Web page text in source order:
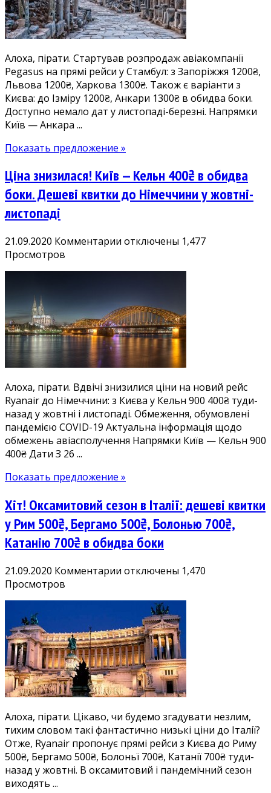
Анкару
1300₴:
дешеві
в
Туреччину,
безліч
дат
у
Алоха, пірати. Стартував розпродаж авіакомпанії
Pegasus на прямі рейси у Стамбул: з Запоріжжя 1200₴,
Львова 1200₴, Харкова 1300₴. Також є варіанти з
Києва: до Ізміру 1200₴, Анкари 1300₴ в обидва боки.
Доступно немало дат у листопаді-березні. Напрямки
Київ — Анкара ...
Показать предложение »
Ціна знизилася! Київ — Кельн 400₴ в обидва
боки. Дешеві квитки до Німеччини у жовтні-
листопаді
21.09.2020 Комментарии к
—
Кельн
400₴
в
обидва
Дешеві
квитки
до
Німеччини
у
отключены 1,477
Просмотров
Алоха, пірати. Вдвічі знизилися ціни на новий рейс
Ryanair до Німеччини: з Києва у Кельн 900 400₴ туди-
назад у жовтні і листопаді. Обмеження, обумовлені
пандемією COVID-19 Актуальна інформація щодо
обмежень авіасполучення Напрямки Київ — Кельн 900
400₴ Дати З 26 ...
Показать предложение »
Хіт! Оксамитовий сезон в Італії: дешеві квитки
у Рим 500₴, Бергамо 500₴, Болонью 700₴,
Катанію 700₴ в обидва боки
21.09.2020 Комментарии к
Оксамитовий
сезон
в
Італії:
дешеві
квитки
у
500₴,
Бергамо
500₴,
Болонью
700₴,
отключены 1,470
Просмотров
Алоха, пірати. Цікаво, чи будемо згадувати незлим,
тихим словом такі фантастично низькі ціни до Італії?
Отже, Ryanair пропонує прямі рейси з Києва до Риму
500₴, Бергамо 500₴, Болоньї 700₴, Катанії 700₴ туди-
назад у жовтні. В оксамитовий і пандемічний сезон
виходять ...